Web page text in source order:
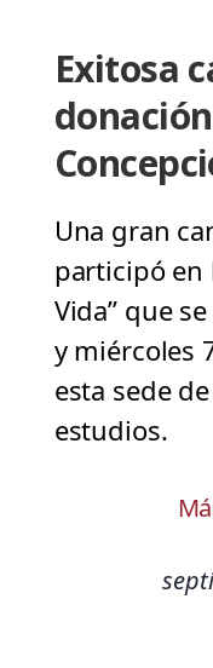
Exitosa
Una gran
participó en
Vida” que
y miércoles
esta sede
estudios.